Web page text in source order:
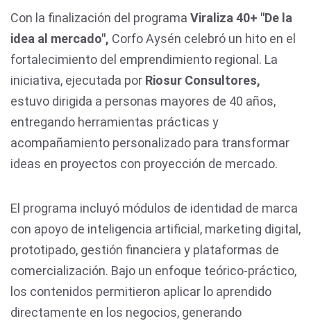
Con la finalización del programa Viraliza 40+ "De la
idea al mercado", Corfo Aysén celebró un hito en el
fortalecimiento del emprendimiento regional. La
iniciativa, ejecutada por Riosur Consultores,
estuvo dirigida a personas mayores de 40 años,
entregando herramientas prácticas y
acompañamiento personalizado para transformar
ideas en proyectos con proyección de mercado.
El programa incluyó módulos de identidad de marca
con apoyo de inteligencia artificial, marketing digital,
prototipado, gestión financiera y plataformas de
comercialización. Bajo un enfoque teórico-práctico,
los contenidos permitieron aplicar lo aprendido
directamente en los negocios, generando